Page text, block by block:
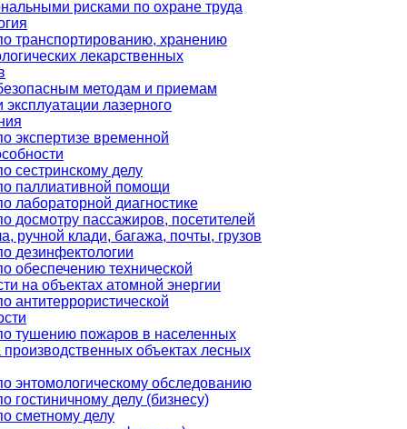
рисками по охране труда
транспортированию, хранению
лекарственных
методам и приемам
лазерного
экспертизе временной
сестринскому делу
паллиативной помощи
лабораторной диагностике
досмотру пассажиров, посетителей
ручной клади, багажа, почты, грузов
дезинфектологии
обеспечению технической
на объектах атомной энергии
антитеррористической
тушению пожаров в населенных
производственных объектах лесных
энтомологическому обследованию
гостиничному делу (бизнесу)
сметному делу